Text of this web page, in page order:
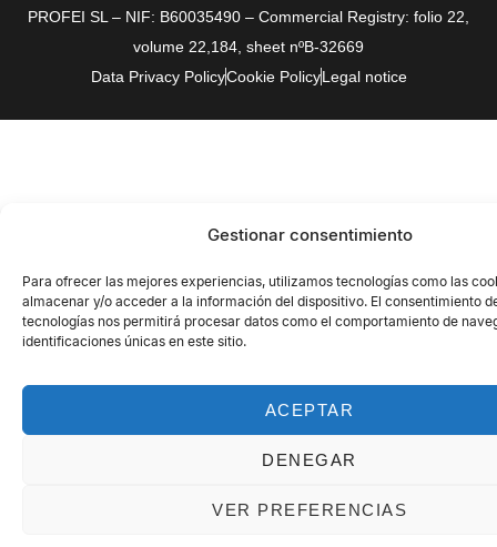
Gestionar consentimiento
Para ofrecer las mejores experiencias, utilizamos tecnologías como las
almacenar y/o acceder a la información del dispositivo. El consentimiento
tecnologías nos permitirá procesar datos como el comportamiento de
identificaciones únicas en este sitio.
ACEPTAR
DENEGAR
VER PREFERENCIAS
PROFEI SL – NIF: B60035490 – Commercial Registry: folio 22,
volume 22,184, sheet nºB-32669
Data Privacy PolicyCookie PolicyLegal notice